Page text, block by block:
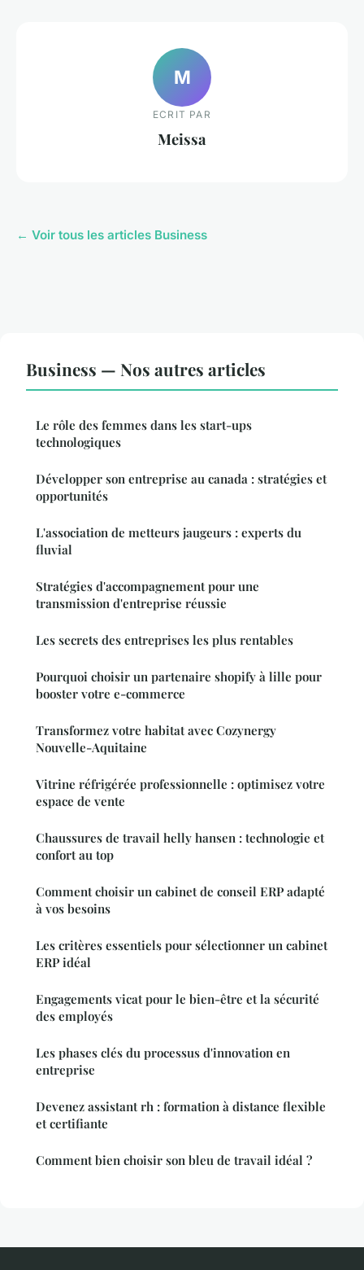
M
ECRIT PAR
Meissa
← Voir tous les articles Business
Business — Nos autres articles
Le rôle des femmes dans les start-ups
technologiques
Développer son entreprise au canada : stratégies et
opportunités
L'association de metteurs jaugeurs : experts du
fluvial
Stratégies d'accompagnement pour une
transmission d'entreprise réussie
Les secrets des entreprises les plus rentables
Pourquoi choisir un partenaire shopify à lille pour
booster votre e-commerce
Transformez votre habitat avec Cozynergy
Nouvelle-Aquitaine
Vitrine réfrigérée professionnelle : optimisez votre
espace de vente
Chaussures de travail helly hansen : technologie et
confort au top
Comment choisir un cabinet de conseil ERP adapté
à vos besoins
Les critères essentiels pour sélectionner un cabinet
ERP idéal
Engagements vicat pour le bien-être et la sécurité
des employés
Les phases clés du processus d'innovation en
entreprise
Devenez assistant rh : formation à distance flexible
et certifiante
Comment bien choisir son bleu de travail idéal ?